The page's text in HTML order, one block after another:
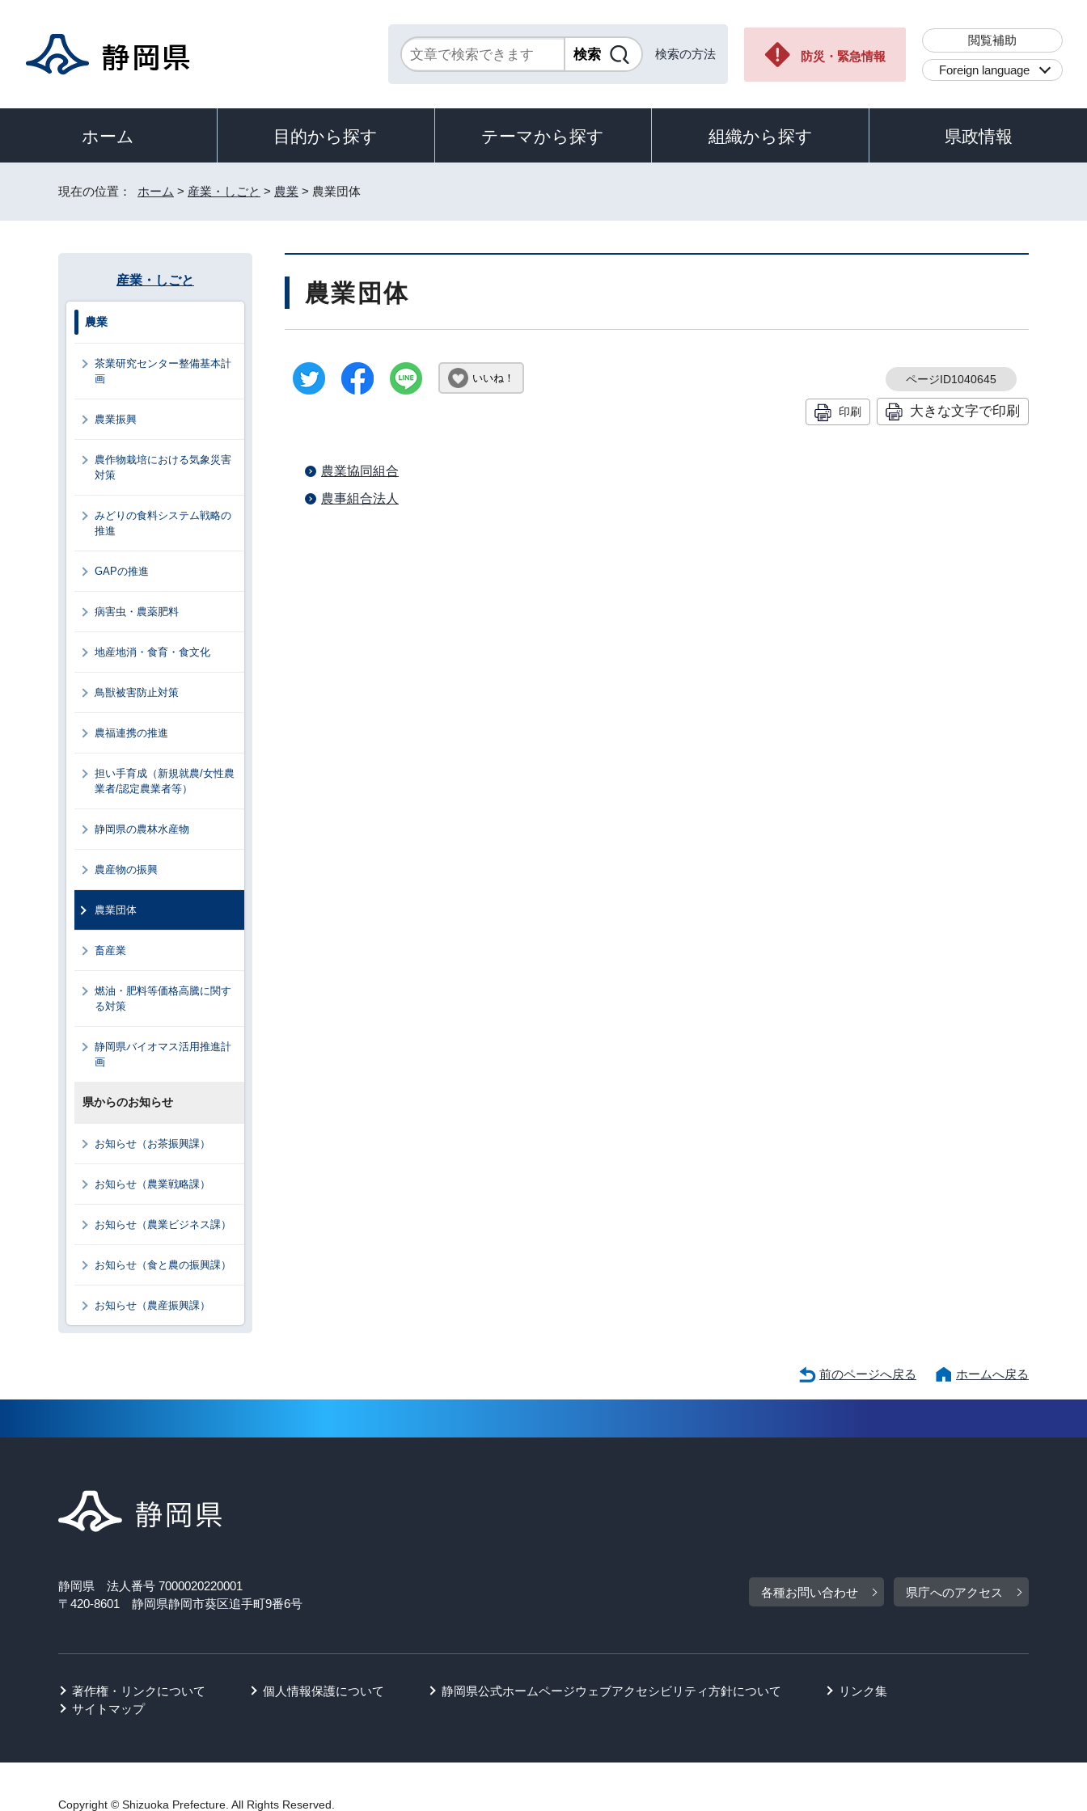
検索の方法 防災・緊急情報
閲覧補助
Foreign language
ホーム 目的から探す テーマから探す 組織から探す 県政情報
現在の位置： ホーム > 産業・しごと > 農業 > 農業団体
農業団体
いいね！ ページID1040645
印刷 大きな文字で印刷
農業協同組合
農事組合法人
産業・しごと
農業
茶業研究センター整備基本計
画
農業振興
農作物栽培における気象災害
対策
みどりの食料システム戦略の
推進
GAPの推進
病害虫・農薬肥料
地産地消・食育・食文化
鳥獣被害防止対策
農福連携の推進
担い手育成（新規就農/女性農
業者/認定農業者等）
静岡県の農林水産物
農産物の振興
農業団体
畜産業
燃油・肥料等価格高騰に関す
る対策
静岡県バイオマス活用推進計
画
県からのお知らせ
お知らせ（お茶振興課）
お知らせ（農業戦略課）
お知らせ（農業ビジネス課）
お知らせ（食と農の振興課）
お知らせ（農産振興課）
前のページへ戻る ホームへ戻る
静岡県 法人番号 7000020220001
〒420-8601 静岡県静岡市葵区追手町9番6号
各種お問い合わせ 県庁へのアクセス
著作権・リンクについて 個人情報保護について 静岡県公式ホームページウェブアクセシビリティ方針について
リンク集
サイトマップ
Copyright © Shizuoka Prefecture. All Rights Reserved.